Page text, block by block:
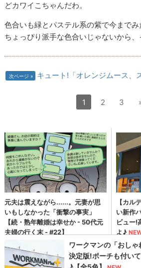
どカワイこちゃんだわ。
色合いも緑とパステル系の紫で今まで
ちょっぴり派手な色合いじゃないから、
次ページ キュート!「オレンジムース、
1 2 3